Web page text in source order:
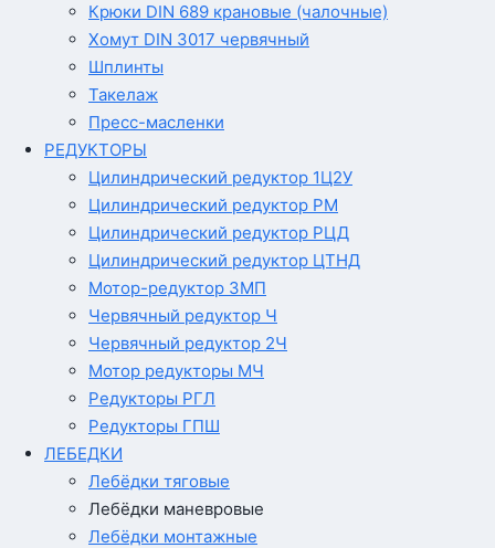
Крюки DIN 689 крановые (чалочные)
Хомут DIN 3017 червячный
Шплинты
Такелаж
Пресс-масленки
РЕДУКТОРЫ
Цилиндрический редуктор 1Ц2У
Цилиндрический редуктор РМ
Цилиндрический редуктор РЦД
Цилиндрический редуктор ЦТНД
Мотор-редуктор 3МП
Червячный редуктор Ч
Червячный редуктор 2Ч
Мотор редукторы МЧ
Редукторы РГЛ
Редукторы ГПШ
ЛЕБЕДКИ
Лебёдки тяговые
Лебёдки маневровые
Лебёдки монтажные